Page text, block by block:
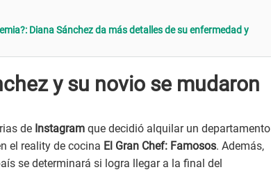
Diana Sánchez da más detalles de su enfermedad y
y su novio se mudaron
de Instagram que decidió alquilar un departamento
el reality de cocina El Gran Chef: Famosos. Además,
se determinará si logra llegar a la final del